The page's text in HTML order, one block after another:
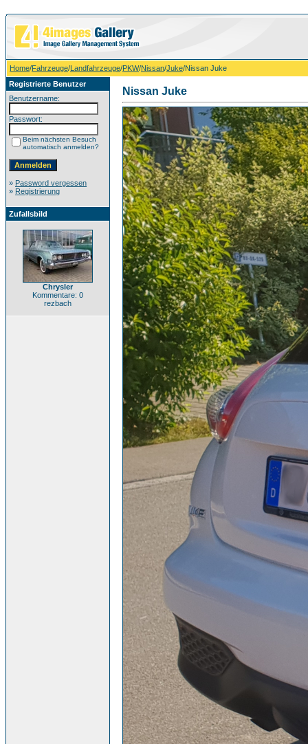
Home/Fahrzeuge/Landfahrzeuge/PKW/Nissan/Juke/Nissan Juke
Registrierte Benutzer
Benutzername:
Passwort:
Beim nächsten Besuch
automatisch anmelden?
» Password vergessen
» Registrierung
Zufallsbild
Chrysler
Kommentare: 0
rezbach
Nissan Juke